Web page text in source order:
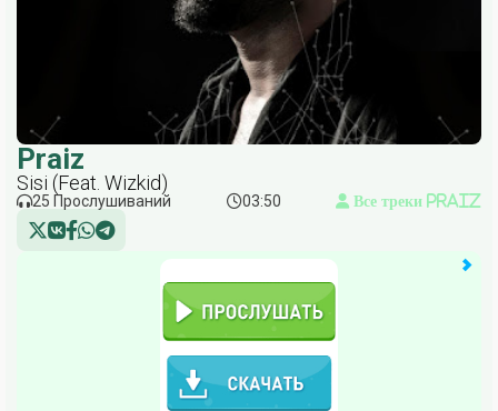
Praiz
Sisi (Feat. Wizkid)
25 Прослушиваний 03:50 Все треки Praiz